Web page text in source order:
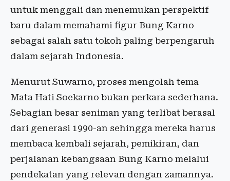
untuk menggali dan menemukan perspektif
baru dalam memahami figur Bung Karno
sebagai salah satu tokoh paling berpengaruh
dalam sejarah Indonesia.
Menurut Suwarno, proses mengolah tema
Mata Hati Soekarno bukan perkara sederhana.
Sebagian besar seniman yang terlibat berasal
dari generasi 1990-an sehingga mereka harus
membaca kembali sejarah, pemikiran, dan
perjalanan kebangsaan Bung Karno melalui
pendekatan yang relevan dengan zamannya.